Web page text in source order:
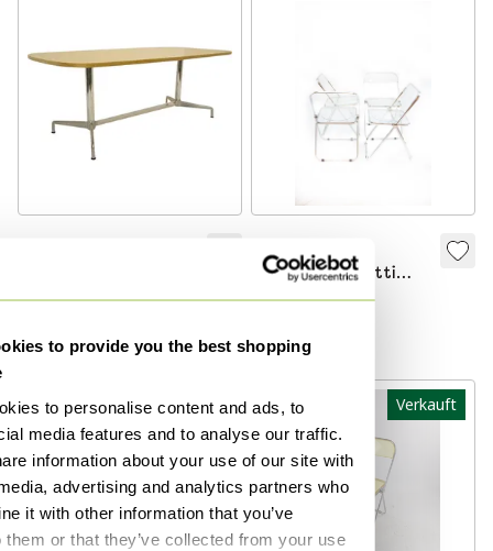
to provide you the best shopping
to personalise content and ads, to
media features and to analyse our traffic.
information about your use of our site with
advertising and analytics partners who
it with other information that you’ve
them or that they’ve collected from your use
Castelli Piretti, 1970
2.500 €
Giancarlo Piretti
Clear Plia Stühle
1.100 €
Verkauft